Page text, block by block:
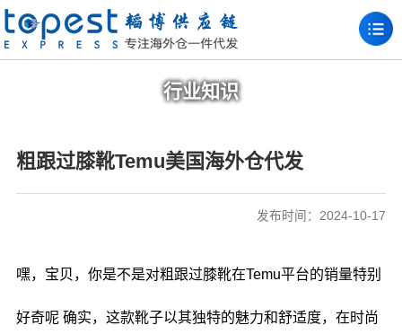
行业知识
粗跟过膝靴Temu美国海外仓代发
发布时间：2024-10-17
嘿，宝贝，你是不是对粗跟过膝靴在Temu平台的销量特别
好奇呢 确实，这款靴子以其独特的魅力和舒适度，在时尚